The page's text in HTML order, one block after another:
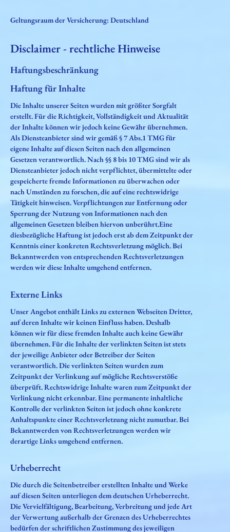
Geltungsraum der Versicherung: Deutschland
Disclaimer - rechtliche Hinweise
Haftungsbeschränkung
Haftung für Inhalte
Die Inhalte unserer Seiten wurden mit größter Sorgfalt
erstellt. Für die Richtigkeit, Vollständigkeit und Aktualität
der Inhalte können wir jedoch keine Gewähr übernehmen.
Als Diensteanbieter sind wir gemäß § 7 Abs.1 TMG für
eigene Inhalte auf diesen Seiten nach den allgemeinen
Gesetzen verantwortlich. Nach §§ 8 bis 10 TMG sind wir als
Diensteanbieter jedoch nicht verpflichtet, übermittelte oder
gespeicherte fremde Informationen zu überwachen oder
nach Umständen zu forschen, die auf eine rechtswidrige
Tätigkeit hinweisen. Verpflichtungen zur Entfernung oder
Sperrung der Nutzung von Informationen nach den
allgemeinen Gesetzen bleiben hiervon unberührt.Eine
diesbezügliche Haftung ist jedoch erst ab dem Zeitpunkt der
Kenntnis einer konkreten Rechtsverletzung möglich. Bei
Bekanntwerden von entsprechenden Rechtsverletzungen
werden wir diese Inhalte umgehend entfernen.
Externe Links
Unser Angebot enthält Links zu externen Webseiten Dritter,
auf deren Inhalte wir keinen Einfluss haben. Deshalb
können wir für diese fremden Inhalte auch keine Gewähr
übernehmen. Für die Inhalte der verlinkten Seiten ist stets
der jeweilige Anbieter oder Betreiber der Seiten
verantwortlich. Die verlinkten Seiten wurden zum
Zeitpunkt der Verlinkung auf mögliche Rechtsverstöße
überprüft. Rechtswidrige Inhalte waren zum Zeitpunkt der
Verlinkung nicht erkennbar. Eine permanente inhaltliche
Kontrolle der verlinkten Seiten ist jedoch ohne konkrete
Anhaltspunkte einer Rechtsverletzung nicht zumutbar. Bei
Bekanntwerden von Rechtsverletzungen werden wir
derartige Links umgehend entfernen.
Urheberrecht
Die durch die Seitenbetreiber erstellten Inhalte und Werke
auf diesen Seiten unterliegen dem deutschen Urheberrecht.
Die Vervielfältigung, Bearbeitung, Verbreitung und jede Art
der Verwertung außerhalb der Grenzen des Urheberrechtes
bedürfen der schriftlichen Zustimmung des jeweiligen